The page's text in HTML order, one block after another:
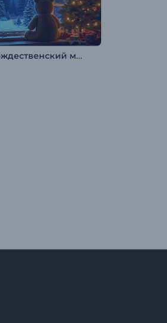
Заставка "Рождественский медведь"